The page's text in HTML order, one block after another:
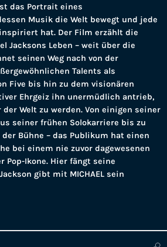
das Portrait eines
Musik die Welt bewegt und jede
hat. Der Film erzählt die
Jacksons Leben – weit über die
seinen Weg nach von der
Talents als
Five bis hin zu dem visionären
Ehrgeiz ihn unermüdlich antrieb,
Welt zu werden. Von einigen seiner
seiner frühen Solokarriere bis zu
Bühne – das Publikum hat einen
bei einem nie zuvor dagewesenen
Pop-Ikone. Hier fängt seine
gibt mit MICHAEL sein